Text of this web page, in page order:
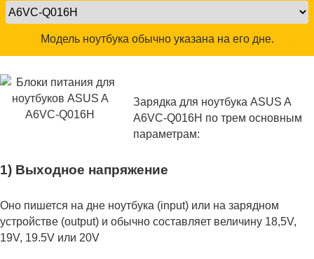
Модель ноутбука обычно указана на его дне.
Зарядка для ноутбука ASUS A
A6VC-Q016H по трем основным
параметрам:
1) Выходное напряжение
Оно пишется на дне ноутбука (input) или на зарядном
устройстве (output) и обычно составляет величину 18,5V,
19V, 19.5V или 20V